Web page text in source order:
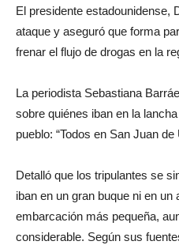
El presidente estadounidense,
ataque y aseguró que forma
frenar el flujo de drogas en la
La periodista Sebastiana
sobre quiénes iban en la
pueblo: “Todos en San Juan de
Detalló que los tripulantes se
iban en un gran buque ni en un
embarcación más pequeña,
considerable. Según sus